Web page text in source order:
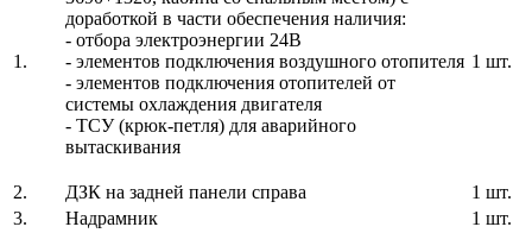
1.
доработкой в части обеспечения наличия:
- отбора электроэнергии 24В
- элементов подключения воздушного отопителя
- элементов подключения отопителей от
системы охлаждения двигателя
- ТСУ (крюк-петля) для аварийного
вытаскивания
1 шт.
2. ДЗК на задней панели справа
1 шт.
3.
Надрамник 1 шт.